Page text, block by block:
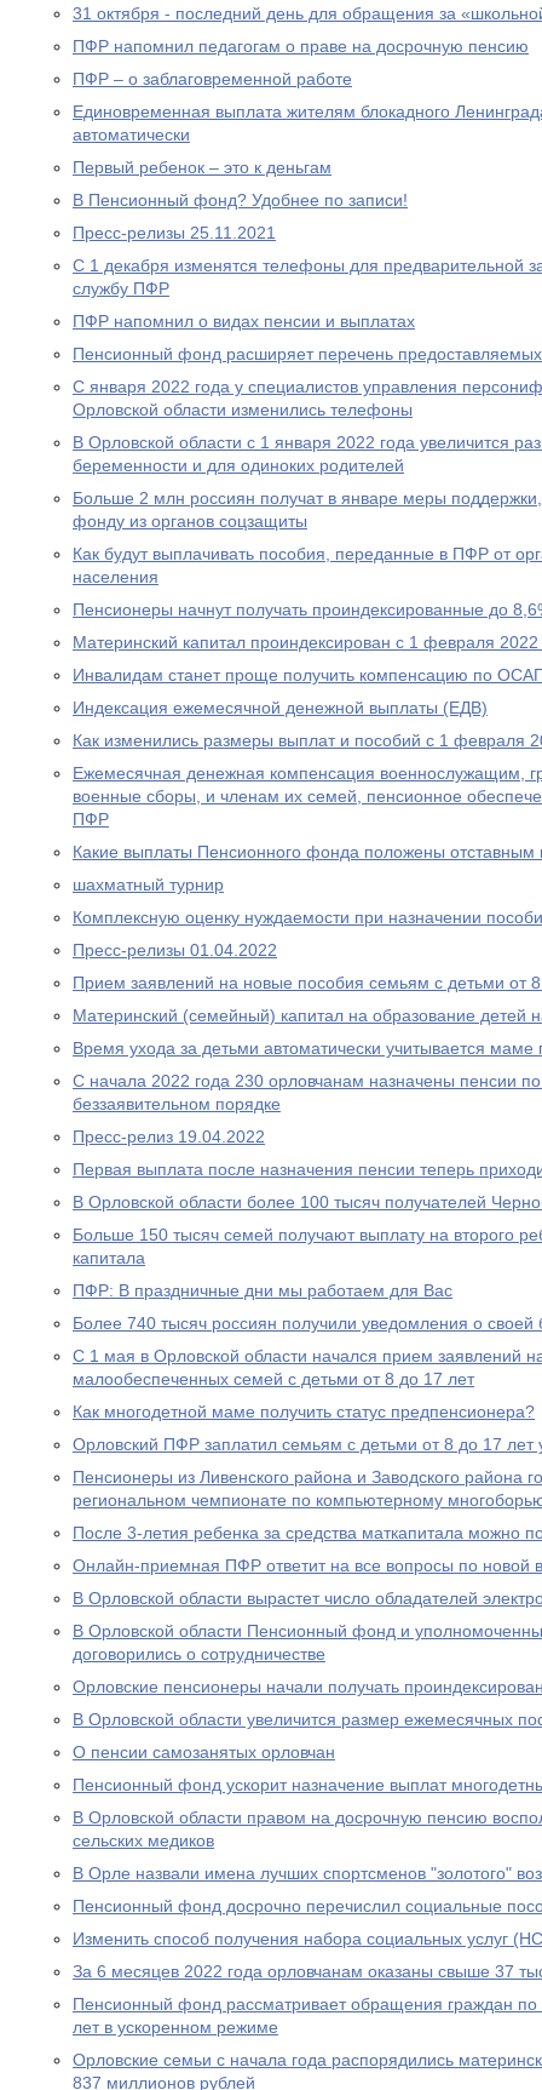
31 октября - последний день для обращения за
ПФР напомнил педагогам о праве на досрочную пенсию
ПФР – о заблаговременной работе
Единовременная выплата жителям блокадного
автоматически
Первый ребенок – это к деньгам
В Пенсионный фонд? Удобнее по записи!
Пресс-релизы 25.11.2021
С 1 декабря изменятся телефоны для предварительной
службу ПФР
ПФР напомнил о видах пенсии и выплатах
Пенсионный фонд расширяет перечень
С января 2022 года у специалистов управления
Орловской области изменились телефоны
В Орловской области с 1 января 2022 года увеличится
беременности и для одиноких родителей
Больше 2 млн россиян получат в январе меры
фонду из органов соцзащиты
Как будут выплачивать пособия, переданные в ПФР от
населения
Пенсионеры начнут получать проиндексированные до
Материнский капитал проиндексирован с 1 февраля 2022
Инвалидам станет проще получить компенсацию по
Индексация ежемесячной денежной выплаты (ЕДВ)
Как изменились размеры выплат и пособий с 1 февраля
Ежемесячная денежная компенсация военнослужащим,
военные сборы, и членам их семей, пенсионное
ПФР
Какие выплаты Пенсионного фонда положены
шахматный турнир
Комплексную оценку нуждаемости при назначении
Пресс-релизы 01.04.2022
Прием заявлений на новые пособия семьям с детьми от
Материнский (семейный) капитал на образование детей
Время ухода за детьми автоматически учитывается
С начала 2022 года 230 орловчанам назначены пенсии
беззаявительном порядке
Пресс-релиз 19.04.2022
Первая выплата после назначения пенсии теперь
В Орловской области более 100 тысяч получателей
Больше 150 тысяч семей получают выплату на второго
капитала
ПФР: В праздничные дни мы работаем для Вас
Более 740 тысяч россиян получили уведомления о
С 1 мая в Орловской области начался прием заявлений
малообеспеченных семей с детьми от 8 до 17 лет
Как многодетной маме получить статус предпенсионера?
Орловский ПФР заплатил семьям с детьми от 8 до 17
Пенсионеры из Ливенского района и Заводского района
региональном чемпионате по компьютерному
После 3-летия ребенка за средства маткапитала можно
Онлайн-приемная ПФР ответит на все вопросы по новой
В Орловской области вырастет число обладателей
В Орловской области Пенсионный фонд и
договорились о сотрудничестве
Орловские пенсионеры начали получать
В Орловской области увеличится размер ежемесячных
О пенсии самозанятых орловчан
Пенсионный фонд ускорит назначение выплат
В Орловской области правом на досрочную пенсию
сельских медиков
В Орле назвали имена лучших спортсменов "золотого"
Пенсионный фонд досрочно перечислил социальные
Изменить способ получения набора социальных услуг
За 6 месяцев 2022 года орловчанам оказаны свыше 37
Пенсионный фонд рассматривает обращения граждан по
лет в ускоренном режиме
Орловские семьи с начала года распорядились
837 миллионов рублей